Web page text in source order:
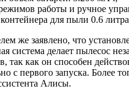
работы и ручное
для пыли 0.6
же заявлено, что
система делает пылесос
так как он способен
с первого запуска. Более
Алисы.